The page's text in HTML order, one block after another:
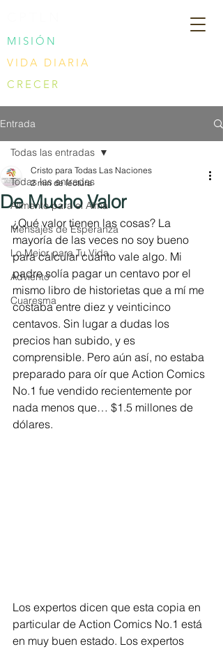
MISIÓN
VIDA DIARIA
CRECER
Entrada
Todas las entradas
Alimento para el Alma
Mensajes de Esperanza
Lo Mejor para Tu Vida
Adviento
Cuaresma
Todas las entradas
De Mucho Valor
Cristo para Todas Las Naciones
2 min de lectura
¿Qué valor tienen las cosas? La
mayoría de las veces no soy bueno
para calcular cuánto vale algo. Mi
padre solía pagar un centavo por el
mismo libro de historietas que a mí me
costaba entre diez y veinticinco
centavos. Sin lugar a dudas los
precios han subido, y es
comprensible. Pero aún así, no estaba
preparado para oír que Action Comics
No.1 fue vendido recientemente por
nada menos que… $1.5 millones de
dólares.
Los expertos dicen que esta copia en
particular de Action Comics No.1 está
en muy buen estado. Los expertos